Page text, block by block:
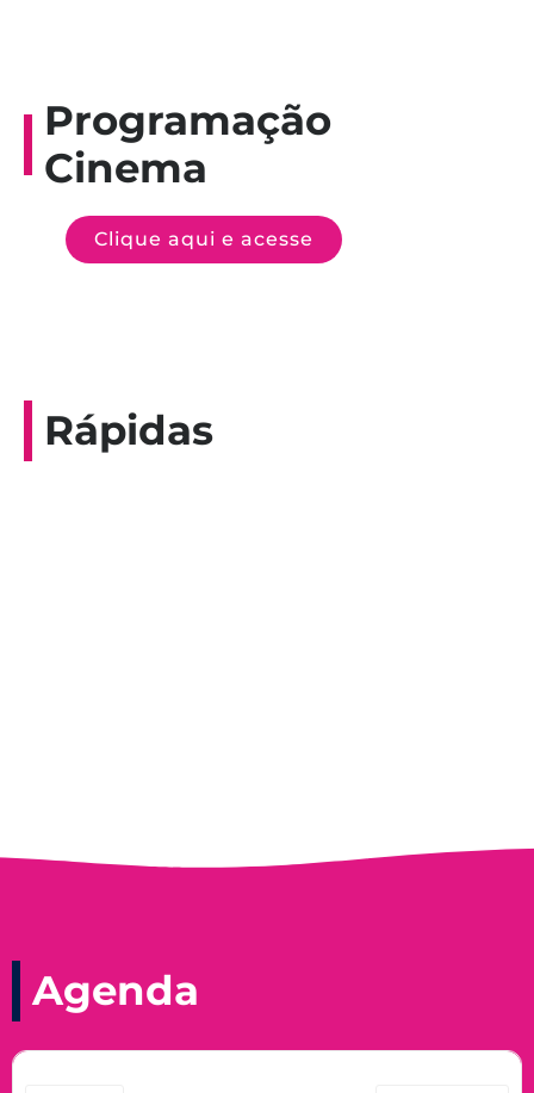
Programação
Cinema
Clique aqui e acesse
Rápidas
Agenda